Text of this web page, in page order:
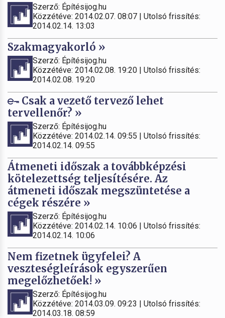
Szerző: Építésijog.hu
Közzétéve: 2014.02.07. 08:07 | Utolsó frissítés:
2014.02.14. 13:03
Szakmagyakorló »
Szerző: Építésijog.hu
Közzétéve: 2014.02.08. 19:20 | Utolsó frissítés:
2014.02.08. 19:20
Csak a vezető tervező lehet
tervellenőr? »
Szerző: Építésijog.hu
Közzétéve: 2014.02.14. 09:55 | Utolsó frissítés:
2014.02.14. 09:55
Átmeneti időszak a továbbképzési
kötelezettség teljesítésére. Az
átmeneti időszak megszüntetése a
cégek részére »
Szerző: Építésijog.hu
Közzétéve: 2014.02.14. 10:06 | Utolsó frissítés:
2014.02.14. 10:06
Nem fizetnek ügyfelei? A
veszteségleírások egyszerűen
megelőzhetőek! »
Szerző: Építésijog.hu
Közzétéve: 2014.03.09. 09:23 | Utolsó frissítés:
2014.03.18. 08:59